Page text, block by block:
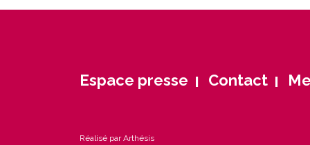
Réalisé par Arthésis
Espace presse Contact